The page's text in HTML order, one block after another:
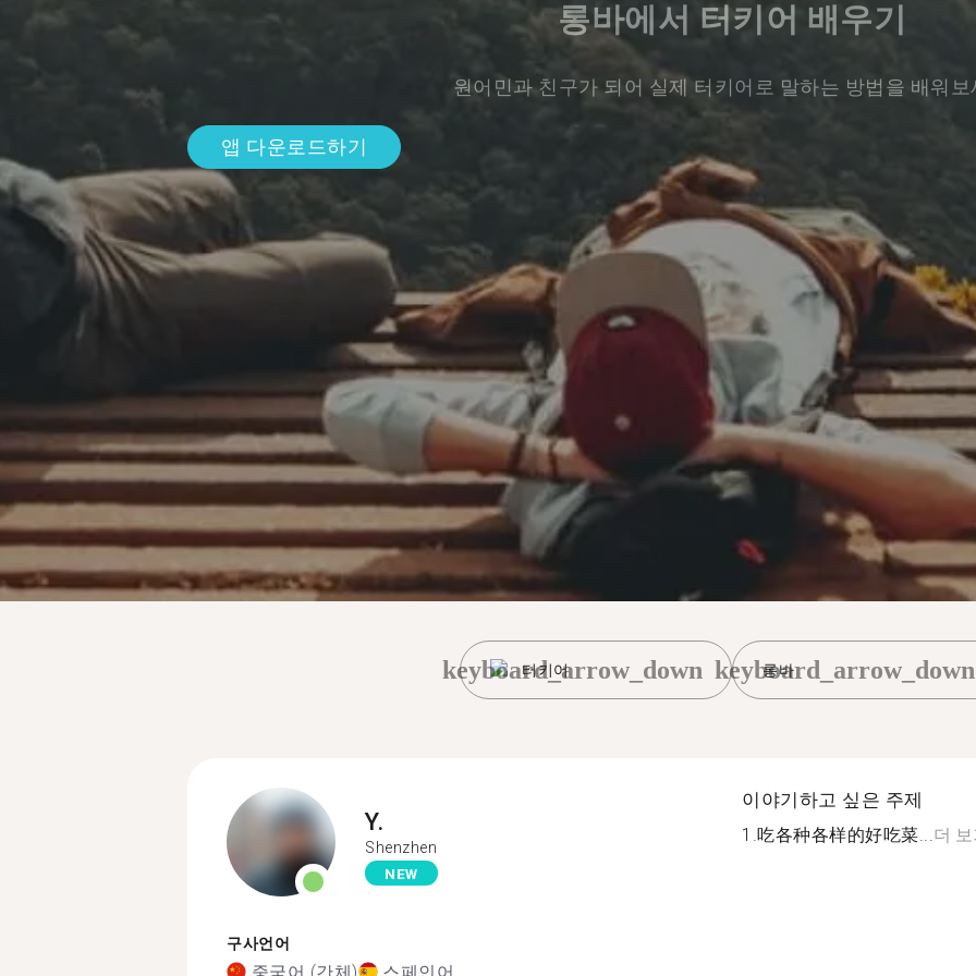
롱바에서 터키어 배우기
원어민과 친구가 되어 실제 터키어로 말하는 방법을 배워보
앱 다운로드하기
터키어
keyboard_arrow_down 롱바
keyboard_arrow_down
Y.
Shenzhen
NEW
구사언어
중국어 (간체) 스페인어
이야기하고 싶은 주제
1.吃各种各样的好吃菜...더